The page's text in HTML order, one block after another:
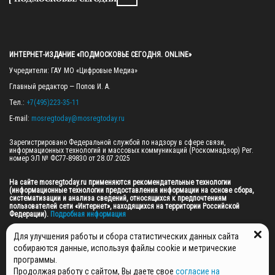
ИНТЕРНЕТ-ИЗДАНИЕ «ПОДМОСКОВЬЕ СЕГОДНЯ. ONLINE»
Учредители: ГАУ МО «Цифровые Медиа»
Главный редактор — Попов И. А.
Тел.: +7(495)223-35-11
E-mail: mosregtoday@mosregtoday.ru
Зарегистрировано Федеральной службой по надзору в сфере связи,
информационных технологий и массовых коммуникаций (Роскомнадзор) Рег.
номер ЭЛ № ФС77-89830 от 28.07.2025
На сайте mosregtoday.ru применяются рекомендательные технологии
(информационные технологии предоставления информации на основе сбора,
систематизации и анализа сведений, относящихся к предпочтениям
пользователей сети «Интернет», находящихся на территории Российской
Федерации). Подробная информация
© 2026 ПРАВА НА ВСЕ МАТЕРИАЛЫ САЙТА ПРИНАДЛЕЖАТ ГАУ МО "ЦИФРОВЫЕ
МЕДИА" (ОГРН: 1255000059467).
Для улучшения работы и сбора статистических данных сайта
собираются данные, используя файлы cookie и метрические
программы.
Продолжая работу с сайтом, Вы даете свое согласие на